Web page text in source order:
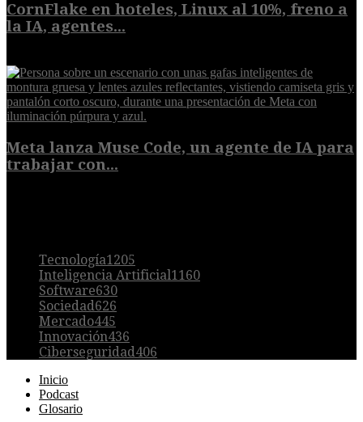
CornFlake en hoteles, Linux al 10%, freno a
la IA, agentes...
Meta lanza Muse Code, un agente de IA para
trabajar con...
Tecnología1205
Inteligencia Artificial1160
Software630
Sociedad626
Mercado445
Innovación436
Ciberseguridad406
Inicio
Podcast
Glosario